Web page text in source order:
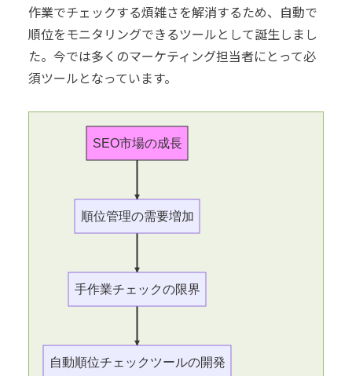
作業でチェックする煩雑さを解消するため、自動で
順位をモニタリングできるツールとして誕生しまし
た。今では多くのマーケティング担当者にとって必
須ツールとなっています。
SEO市場の成長
順位管理の需要増加
手作業チェックの限界
自動順位チェックツールの開発